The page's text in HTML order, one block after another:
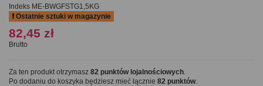
Indeks ME-BWGFSTG1,5KG
Ostatnie sztuki w magazynie
82,45 zł
Brutto
Za ten produkt otrzymasz 82 punktów lojalnościowych.
Po dodaniu do koszyka będziesz mieć łącznie 82 punktów.